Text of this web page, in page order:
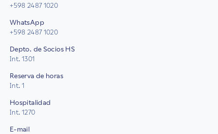
+598 2487 1020
WhatsApp
+598 2487 1020
Depto. de Socios HS
Int. 1301
Reserva de horas
Int. 1
Hospitalidad
Int. 1270
E-mail